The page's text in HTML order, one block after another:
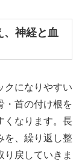
神経と血
クになりやすい
・首の付け根を
くなります。長
を、繰り返し整
り戻していきま